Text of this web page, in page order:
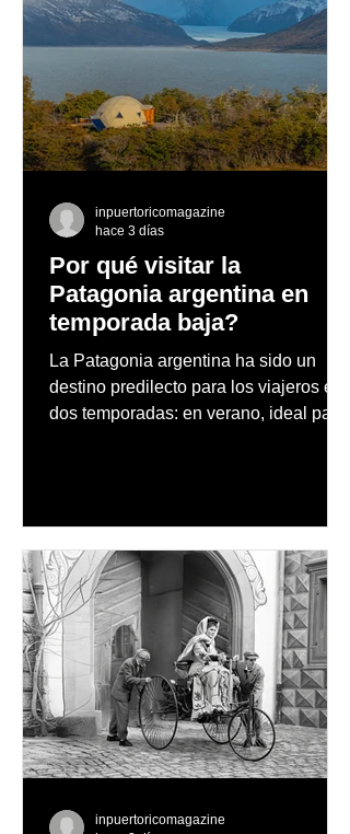
Dos mujeres, dos
épocas y una historia
que transformó la
industria automotriz
Por qué visitar la
Patagonia argentina en
temporada baja?
La Patagonia argentina ha sido un
destino predilecto para los viajeros en
dos temporadas: en verano, ideal para
nevados en las montañas
inpuertoricomagazine
hace 3 días
inpuertoricomagazine